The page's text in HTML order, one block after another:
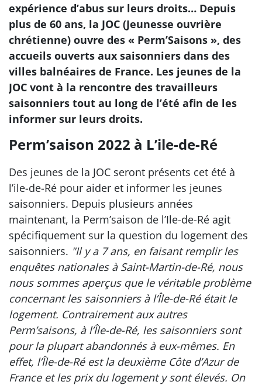
expérience d’abus sur leurs droits… Depuis
plus de 60 ans, la JOC (Jeunesse ouvrière
chrétienne) ouvre des « Perm’Saisons », des
accueils ouverts aux saisonniers dans des
villes balnéaires de France. Les jeunes de la
JOC vont à la rencontre des travailleurs
saisonniers tout au long de l’été afin de les
informer sur leurs droits.
Perm’saison 2022 à L’ile-de-Ré
Des jeunes de la JOC seront présents cet été à
l’ile-de-Ré pour aider et informer les jeunes
saisonniers. Depuis plusieurs années
maintenant, la Perm’saison de l’Ile-de-Ré agit
spécifiquement sur la question du logement des
saisonniers. "Il y a 7 ans, en faisant remplir les
enquêtes nationales à Saint-Martin-de-Ré, nous
nous sommes aperçus que le véritable problème
concernant les saisonniers à l’Île-de-Ré était le
logement. Contrairement aux autres
Perm’saisons, à l’Île-de-Ré, les saisonniers sont
pour la plupart abandonnés à eux-mêmes. En
effet, l’Île-de-Ré est la deuxième Côte d’Azur de
France et les prix du logement y sont élevés. On